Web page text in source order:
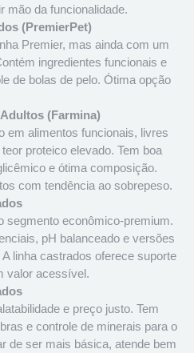
mão da funcionalidade.
(PremierPet)
Premier, mas ainda com um
ingredientes funcionais e
de bolas de pelo. Ótima opção
(Farmina)
em alimentos funcionais, livres
proteico elevado. Tem boa
e ótima composição.
com tendência ao sobrepeso.
segmento econômico-premium.
pH balanceado e versões
linha castrados oferece suporte
valor acessível.
e preço justo. Tem
e controle de minerais para o
de ser mais básica, atende bem